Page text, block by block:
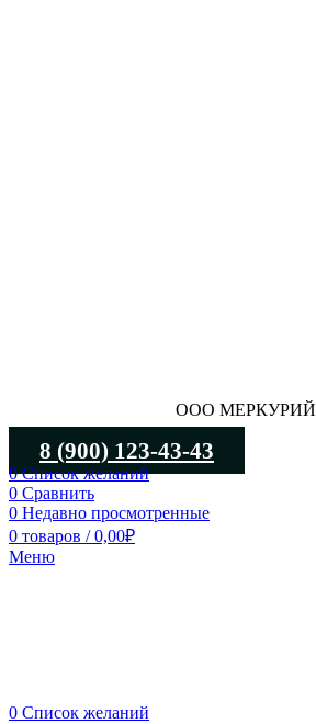
ООО МЕРКУРИЙ
8 (900) 123-43-43
0Список желаний
0 Сравнить
0 Недавно просмотренные
0 товаров / 0,00₽
Меню
0 Список желаний